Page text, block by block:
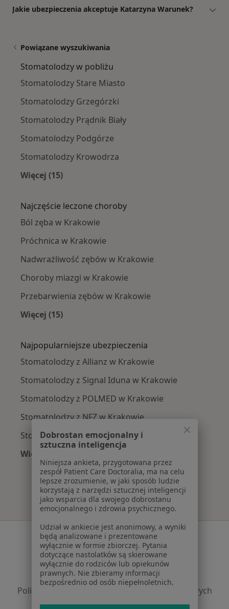
Jakie ubezpieczenia akceptuje Katarzyna Warunek?
Powiązane wyszukiwania
Stomatolodzy w pobliżu
Stomatolodzy Stare Miasto
Stomatolodzy Grzegórzki
Stomatolodzy Prądnik Biały
Stomatolodzy Podgórze
Stomatolodzy Krowodrza
Więcej (15)
Najczęście leczone choroby
Ból zęba w Krakowie
Próchnica w Krakowie
Nadwrażliwość zębów w Krakowie
Choroby miazgi w Krakowie
Przebarwienia zębów w Krakowie
Więcej (15)
Najpopularniejsze ubezpieczenia
Stomatolodzy z Allianz w Krakowie
Stomatolodzy z Signal Iduna w Krakowie
Stomatolodzy z POLMED w Krakowie
Stomatolodzy z NFZ w Krakowie
Stomatolodzy z Medicover w Krakowie
Więcej (1)
Więcej w kategorii: Najpopularniejsze
Serwis
Regulamin
Polityka prywatności pacjentów
Polityka prywatności profesjonalistów
Polityka prywatności dla profesjonalistów, których
dane pozyskaliśmy samodzielnie
Dobrostan emocjonalny i
sztuczna inteligencja
Niniejsza ankieta, przygotowana przez
zespół Patient Care Doctoralia, ma na celu
lepsze zrozumienie, w jaki sposób ludzie
korzystają z narzędzi sztucznej inteligencji
jako wsparcia dla swojego dobrostanu
emocjonalnego i zdrowia psychicznego.
Udział w ankiecie jest anonimowy, a wyniki
będą analizowane i prezentowane
wyłącznie w formie zbiorczej. Pytania
dotyczące nastolatków są skierowane
wyłącznie do rodziców lub opiekunów
prawnych. Nie zbieramy informacji
bezpośrednio od osób niepełnoletnich.